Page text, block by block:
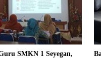
SMKN 1 Seyegan,